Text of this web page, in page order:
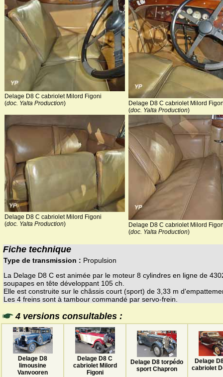
Delage D8 C cabriolet Milord Figoni
(doc. Yalta Production)
Delage D8 C cabriolet Milord
(doc. Yalta Production)
Delage D8 C cabriolet Milord Figoni
(doc. Yalta Production)
Delage D8 C cabriolet Milord
(doc. Yalta Production)
Fiche technique
Type de transmission : Propulsion
La Delage D8 C est animée par le moteur 8 cylindres en ligne de
soupapes en tête développant 105 ch.
Elle est construite sur le châssis court (sport) de 3,33 m
Les 4 freins sont à tambour commandé par servo-frein.
4 versions consultables :
Delage D8
limousine
Vanvooren
Delage D8 C
cabriolet Milord
Figoni
Delage D8 torpédo
sport Chapron
Delage
cabriolet